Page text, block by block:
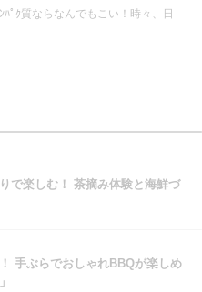
ﾊﾟｸ質ならなんでもこい！時々、日
で楽しむ！ 茶摘み体験と海鮮づ
手ぶらでおしゃれBBQが楽しめ